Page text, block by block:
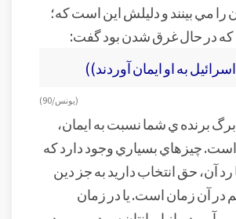
را مي بينند و دليلش اين است که؛
در حال غرق شدن بود گفت:
به او ايمان آوردند))
(يونس/ 90)
برگ برنده ي شما نسبت به ايمان،
چيزهاي بسياري وجود دارد که
آن، حق انتخاب داريد به جز دين
در آن زمان است. يا در زمان